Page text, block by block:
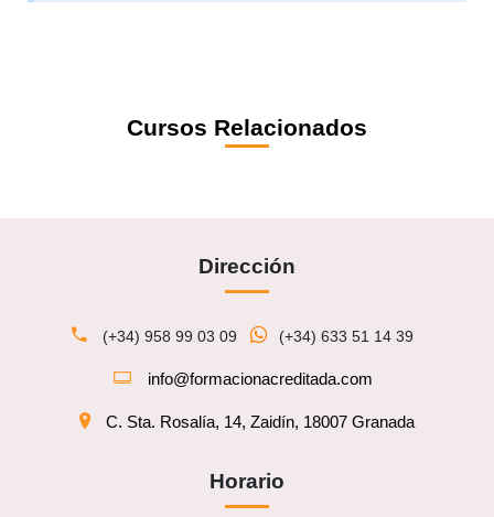
Cursos Relacionados
Dirección
(+34) 958 99 03 09 (+34) 633 51 14 39
info@formacionacreditada.com
C. Sta. Rosalía, 14, Zaidín, 18007 Granada
Horario